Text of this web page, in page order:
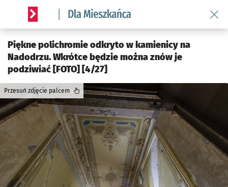
Serwis informacyjny wroclaw.pl podserwis: Dla mieszkańca
Piękne polichromie odkryto w kamienicy na
Nadodrzu. Wkrótce będzie można znów je
podziwiać [FOTO] [4/27]
Przesuń zdjęcie palcem